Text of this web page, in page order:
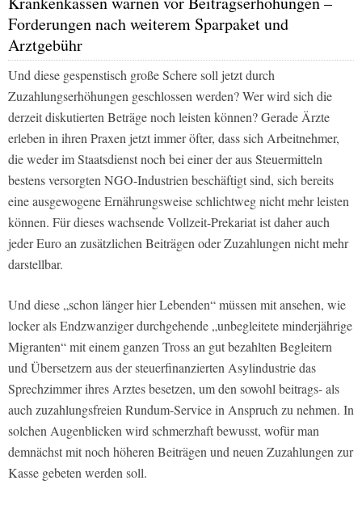
Forderungen nach weiterem Sparpaket und
Arztgebühr
Und diese gespenstisch große Schere soll jetzt durch
Zuzahlungserhöhungen geschlossen werden? Wer wird sich die
derzeit diskutierten Beträge noch leisten können? Gerade Ärzte
erleben in ihren Praxen jetzt immer öfter, dass sich Arbeitnehmer,
die weder im Staatsdienst noch bei einer der aus Steuermitteln
bestens versorgten NGO-Industrien beschäftigt sind, sich bereits
eine ausgewogene Ernährungsweise schlichtweg nicht mehr leisten
können. Für dieses wachsende Vollzeit-Prekariat ist daher auch
jeder Euro an zusätzlichen Beiträgen oder Zuzahlungen nicht mehr
darstellbar.
Und diese „schon länger hier Lebenden“ müssen mit ansehen, wie
locker als Endzwanziger durchgehende „unbegleitete minderjährige
Migranten“ mit einem ganzen Tross an gut bezahlten Begleitern
und Übersetzern aus der steuerfinanzierten Asylindustrie das
Sprechzimmer ihres Arztes besetzen, um den sowohl beitrags- als
auch zuzahlungsfreien Rundum-Service in Anspruch zu nehmen. In
solchen Augenblicken wird schmerzhaft bewusst, wofür man
demnächst mit noch höheren Beiträgen und neuen Zuzahlungen zur
Kasse gebeten werden soll.